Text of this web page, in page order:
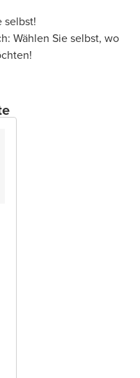
selbst!
Wählen Sie selbst, wo